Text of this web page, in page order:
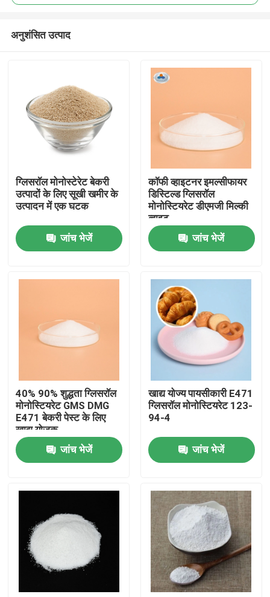
घर
वीडियो
हमारे बारे में
कारखाना भ्रमण
संपर्क करें
समाचार
एक उद्धरण का अनुरोध करें
अनुशंसित उत्पाद
ग्लिसरॉल मोनोस्टेरेट बेकरी
उत्पादों के लिए सूखी खमीर के
उत्पादन में एक घटक
जांच भेजें
कॉफी व्हाइटनर इमल्सीफायर
डिस्टिल्ड ग्लिसरॉल
मोनोस्टियरेट डीएमजी मिल्की
व्हाइट
जांच भेजें
40% 90% शुद्धता ग्लिसरॉल
मोनोस्टियरेट GMS DMG
E471 बेकरी पेस्ट के लिए
खाद्य योजक
जांच भेजें
खाद्य योज्य पायसीकारी E471
ग्लिसरॉल मोनोस्टियरेट 123-
94-4
जांच भेजें